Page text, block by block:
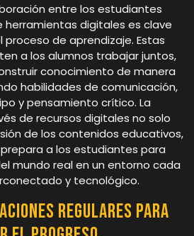
entre los estudiantes
herramientas digitales es clave
proceso de aprendizaje. Estas
a los alumnos trabajar juntos,
conocimiento de manera
habilidades de comunicación,
y pensamiento crítico. La
de recursos digitales no solo
de los contenidos educativos,
a los estudiantes para
mundo real en un entorno cada
y tecnológico.
regulares para